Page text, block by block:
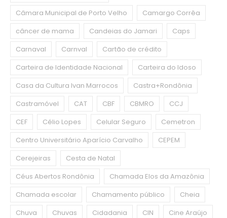
Câmara Municipal de Porto Velho
Camargo Corrêa
câncer de mama
Candeias do Jamari
Caps
Carnaval
Carnval
Cartão de crédito
Carteira de Identidade Nacional
Carteira do Idoso
Casa da Cultura Ivan Marrocos
Castra+Rondônia
Castramóvel
CAT CBF CBMRO
CCJ
CEF
Célio Lopes Celular Seguro
Cemetron
Centro Universitário Aparício Carvalho
CEPEM
Cerejeiras
Cesta de Natal
Céus Abertos Rondônia
Chamada Elos da Amazônia
Chamada escolar
Chamamento público
Cheia
Chuva
Chuvas Cidadania CIN
Cine Araújo